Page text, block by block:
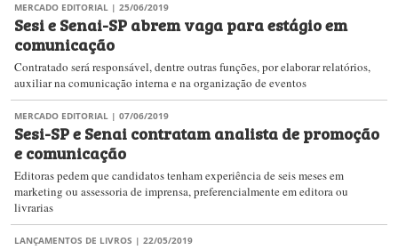
MERCADO EDITORIAL | 25/06/2019
Sesi e Senai-SP abrem vaga para estágio em
comunicação
Contratado será responsável, dentre outras funções, por elaborar relatórios,
auxiliar na comunicação interna e na organização de eventos
MERCADO EDITORIAL | 07/06/2019
Sesi-SP e Senai contratam analista de promoção
e comunicação
Editoras pedem que candidatos tenham experiência de seis meses em
marketing ou assessoria de imprensa, preferencialmente em editora ou
livrarias
LANÇAMENTOS DE LIVROS | 22/05/2019